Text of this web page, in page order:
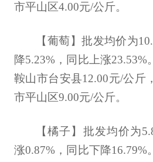
市平山区4.00元/公斤。
【葡萄】批发均价为
降5.23%，同比上涨
鞍山市台安县12.00元/公斤
市平山区9.00元/公斤。
【橘子】批发均价为
涨0.87%，同比下降16.79%